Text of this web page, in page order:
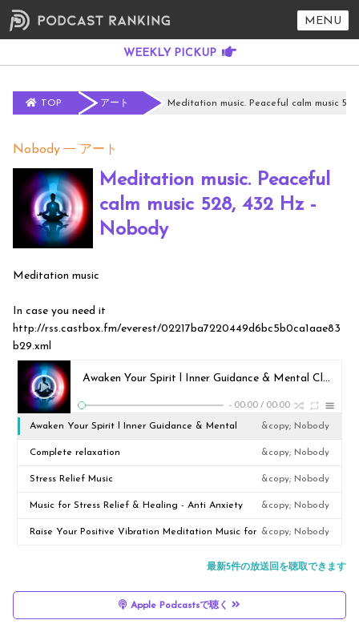
MENU
TOP アート Meditation music. Peaceful calm music
Nobody アート
Meditation music. Peaceful
calm music 528, 432 Hz -
Nobody
Meditation music
In case you need it
http://rss.castbox.fm/everest/02217ba7220449d6bc5b0ca1aae83
b29.xml
Awaken Your Spirit l Inner Guidance & Mental Clarity l Subconscious Mind Programming
- 00:00 / 00:00
Awaken Your Spirit l Inner Guidance & Mental
Clarity l Subconscious Mind Programming
&copy; Nobody
Complete relaxation &copy; Nobody
Stress Relief Music &copy; Nobody
Music for Stress Relief & Healing - Anti Anxiety
Cleanse Meditation l Refreshing Your Mind
&copy; Nobody
Raise Your Positive Vibration Meditation Music for &copy; Nobody
最新5件の放送回を聴取できます
Apple Podcastsで聴く